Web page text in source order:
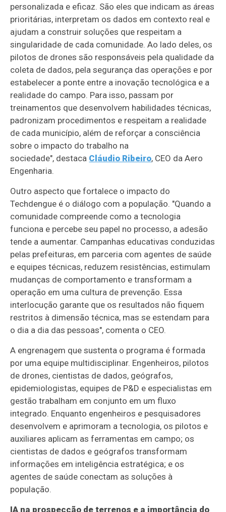
personalizada e eficaz. São eles que indicam as áreas
prioritárias, interpretam os dados em contexto real e
ajudam a construir soluções que respeitam a
singularidade de cada comunidade. Ao lado deles, os
pilotos de drones são responsáveis pela qualidade da
coleta de dados, pela segurança das operações e por
estabelecer a ponte entre a inovação tecnológica e a
realidade do campo. Para isso, passam por
treinamentos que desenvolvem habilidades técnicas,
padronizam procedimentos e respeitam a realidade
de cada município, além de reforçar a consciência
sobre o impacto do trabalho na
sociedade", destaca Cláudio Ribeiro, CEO da Aero
Engenharia.
Outro aspecto que fortalece o impacto do
Techdengue é o diálogo com a população. "Quando a
comunidade compreende como a tecnologia
funciona e percebe seu papel no processo, a adesão
tende a aumentar. Campanhas educativas conduzidas
pelas prefeituras, em parceria com agentes de saúde
e equipes técnicas, reduzem resistências, estimulam
mudanças de comportamento e transformam a
operação em uma cultura de prevenção. Essa
interlocução garante que os resultados não fiquem
restritos à dimensão técnica, mas se estendam para
o dia a dia das pessoas", comenta o CEO.
A engrenagem que sustenta o programa é formada
por uma equipe multidisciplinar. Engenheiros, pilotos
de drones, cientistas de dados, geógrafos,
epidemiologistas, equipes de P&D e especialistas em
gestão trabalham em conjunto em um fluxo
integrado. Enquanto engenheiros e pesquisadores
desenvolvem e aprimoram a tecnologia, os pilotos e
auxiliares aplicam as ferramentas em campo; os
cientistas de dados e geógrafos transformam
informações em inteligência estratégica; e os
agentes de saúde conectam as soluções à
população.
IA na prospecção de terrenos e a importância do